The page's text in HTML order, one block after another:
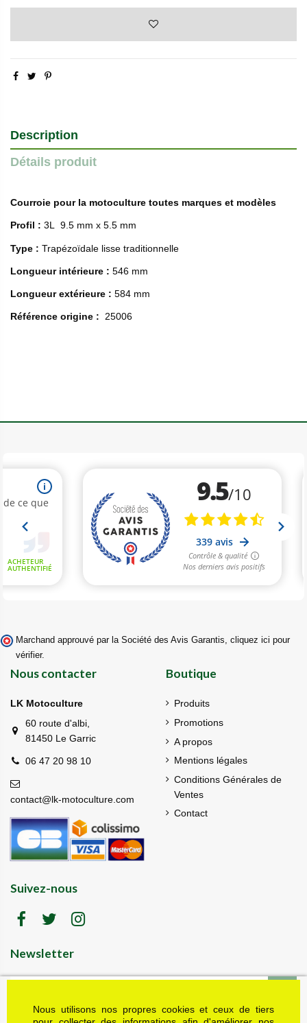
Nous utilisons nos propres cookies et ceux de tiers
Description
Détails produit
Courroie pour la motoculture toutes marques et modèles
Profil : 3L 9.5 mm x 5.5 mm
Type : Trapézoïdale lisse traditionnelle
Longueur intérieure : 546 mm
Longueur extérieure : 584 mm
Référence origine : 25006
Marchand approuvé par la Société des Avis Garantis, cliquez ici pour
vérifier.
Nous contacter
LK Motoculture
60 route d'albi,
81450 Le Garric
06 47 20 98 10
contact@lk-motoculture.com
Boutique
Produits
Promotions
A propos
Mentions légales
Conditions Générales de
Ventes
Contact
Suivez-nous
Newsletter
LK motoculture vous offre 5% en cadeau de
bienvenue (code de réduction reçu dans le mail